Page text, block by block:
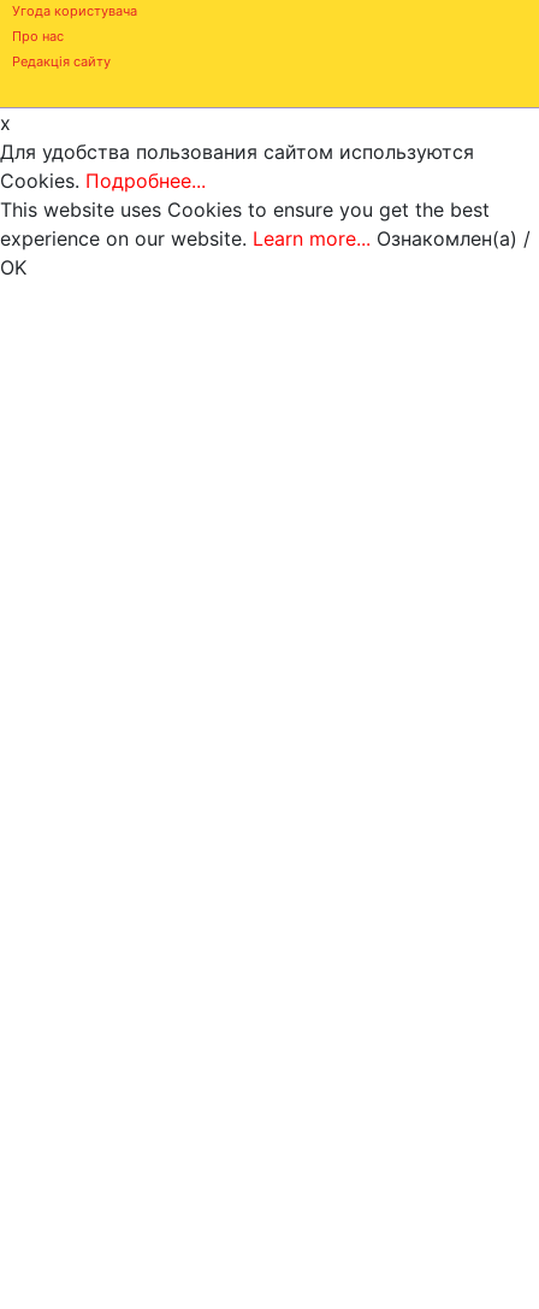
Угода користувача
Про нас
Редакція сайту
x
Для удобства пользования сайтом используются
Cookies. Подробнее...
This website uses Cookies to ensure you get the best
experience on our website. Learn more... Ознакомлен(а) /
OK